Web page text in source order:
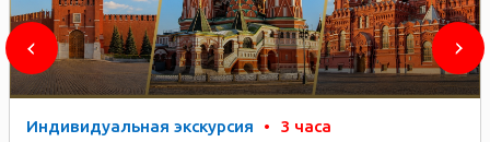
Индивидуальная экскурсия • 3 часа